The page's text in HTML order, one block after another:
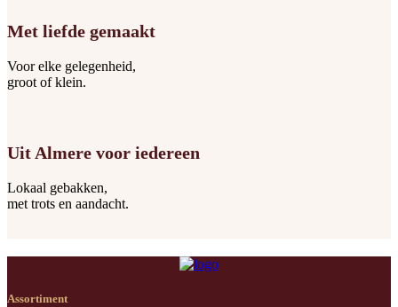
Met liefde gemaakt
Voor elke gelegenheid,
groot of klein.
Uit Almere voor iedereen
Lokaal gebakken,
met trots en aandacht.
Assortiment